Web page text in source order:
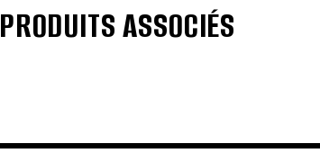
PRODUITS ASSOCIÉS